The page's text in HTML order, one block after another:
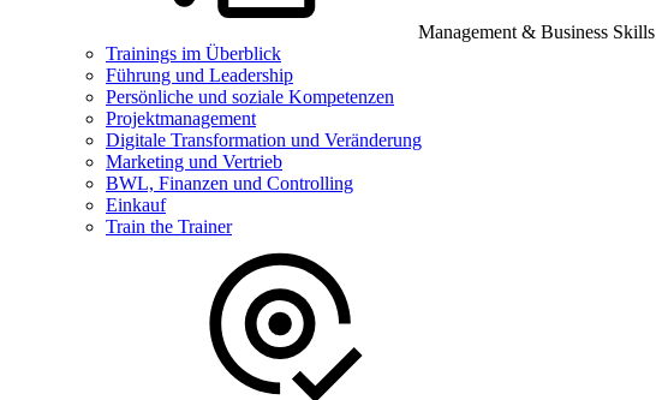
Management & Business Skills
Trainings im Überblick
Führung und Leadership
Persönliche und soziale Kompetenzen
Projektmanagement
Digitale Transformation und Veränderung
Marketing und Vertrieb
BWL, Finanzen und Controlling
Einkauf
Train the Trainer